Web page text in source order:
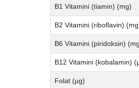
B1 Vitamini (tiamin) (mg)
B2 Vitamini (riboflavin)
B6 Vitamini (piridoksin)
B12 Vitamini (kobalamin)
Folat (µg)